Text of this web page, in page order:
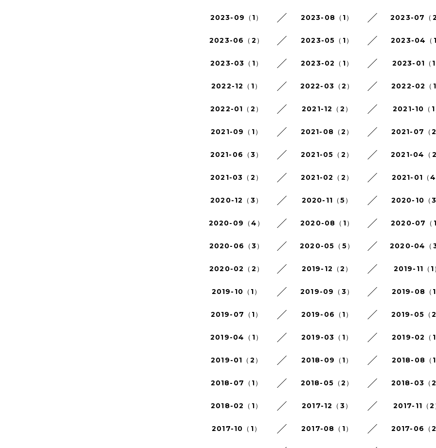
2023-09（1） 2023-08（1） 2023-07（2
2023-06（2） 2023-05（1） 2023-04（1
2023-03（1） 2023-02（1） 2023-01（1
2022-12（1） 2022-03（2） 2022-02（1
2022-01（2） 2021-12（2） 2021-10（1
2021-09（1） 2021-08（2） 2021-07（2
2021-06（3） 2021-05（2） 2021-04（2
2021-03（2） 2021-02（2） 2021-01（4
2020-12（3） 2020-11（5） 2020-10（3
2020-09（4） 2020-08（1） 2020-07（1
2020-06（3） 2020-05（5） 2020-04（3
2020-02（2） 2019-12（2） 2019-11（1
2019-10（1） 2019-09（3） 2019-08（1
2019-07（1） 2019-06（1） 2019-05（2
2019-04（1） 2019-03（1） 2019-02（1
2019-01（2） 2018-09（1） 2018-08（1
2018-07（1） 2018-05（2） 2018-03（2
2018-02（1） 2017-12（3） 2017-11（2
2017-10（1） 2017-08（1） 2017-06（2